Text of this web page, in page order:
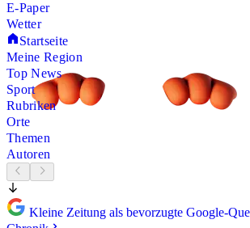
E-Paper
Wetter
Startseite
Meine Region
Top News
Sport
Rubriken
Orte
Themen
Autoren
Kleine Zeitung als bevorzugte Google-